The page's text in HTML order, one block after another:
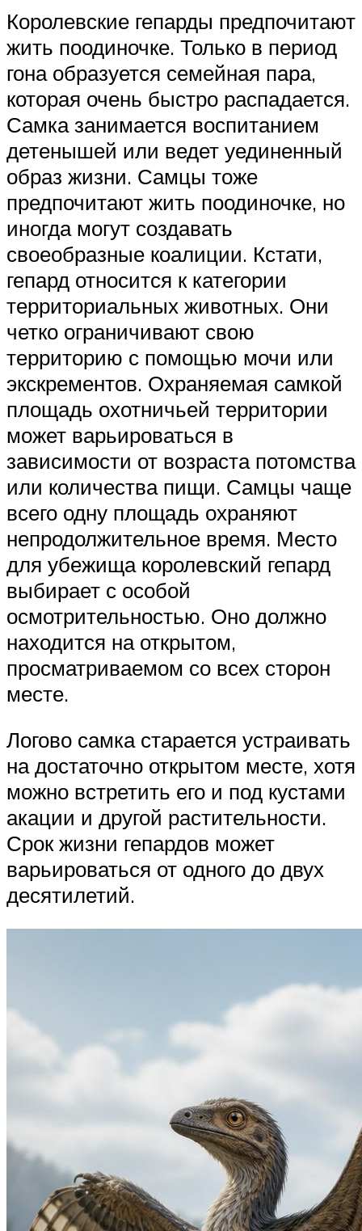
Королевские гепарды предпочитают
жить поодиночке. Только в период
гона образуется семейная пара,
которая очень быстро распадается.
Самка занимается воспитанием
детенышей или ведет уединенный
образ жизни. Самцы тоже
предпочитают жить поодиночке, но
иногда могут создавать
своеобразные коалиции. Кстати,
гепард относится к категории
территориальных животных. Они
четко ограничивают свою
территорию с помощью мочи или
экскрементов. Охраняемая самкой
площадь охотничьей территории
может варьироваться в
зависимости от возраста потомства
или количества пищи. Самцы чаще
всего одну площадь охраняют
непродолжительное время. Место
для убежища королевский гепард
выбирает с особой
осмотрительностью. Оно должно
находится на открытом,
просматриваемом со всех сторон
месте.
Логово самка старается устраивать
на достаточно открытом месте, хотя
можно встретить его и под кустами
акации и другой растительности.
Срок жизни гепардов может
варьироваться от одного до двух
десятилетий.